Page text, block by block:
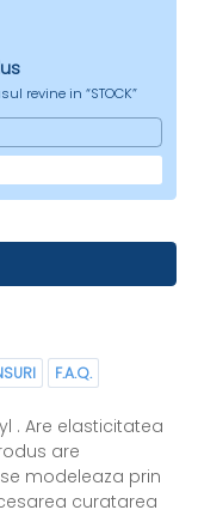
revine in “STOCK”
F.A.Q.
. Are elasticitatea
are
modeleaza prin
curatarea